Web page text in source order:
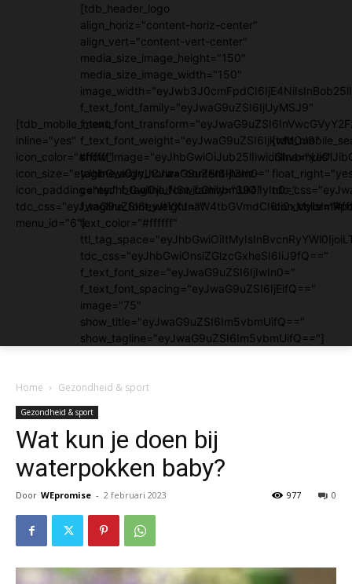
[tdb_mobile_menu
inline="yes"
icon_color="#ffffff"
icon_size="eyJhbGwiOjIyLCJwaG9uZSI6IjI3In0="
icon_padding="eyJhbGwiOjIuNSwicGhvbmUiOiIyIn0="
menu_id="6"]
[tdb_header_logo
align_horiz="content-horiz-center"
align_vert="content-vert-center"
media_size_image_height="150"
media_size_image_width="150"
f_text_font_family="eyJwaG9uZSI6IjUyMSJ9"
f_text_font_weight="eyJwaG9uZSI6IjkwMCJ9"
tagline_align_horiz="content-horiz-
center" f_tagline_font_family="394"
f_tagline_font_weight=""
text_color="#ffffff"
tdc_css="eyJhbGwiOnsiZGlzcGxheSI6IiJ9fQ=="
f_text_font_size="eyJwaG9uZSI6IjIwIn0="
f_text_font_spacing="eyJwaG9uZSI6IjEifQ=="
image="75"
show_title="eyJwaG9uZSI6Im5vbmUifQ=="
show_tagline="eyJwaG9uZSI6Im5vbmUifQ=="]
inline="yes"
Home Gezondheid & sport
Gezondheid & sport
Wat kun je doen bij
waterpokken baby?
Door WEpromise - 2 februari 2023 0
977